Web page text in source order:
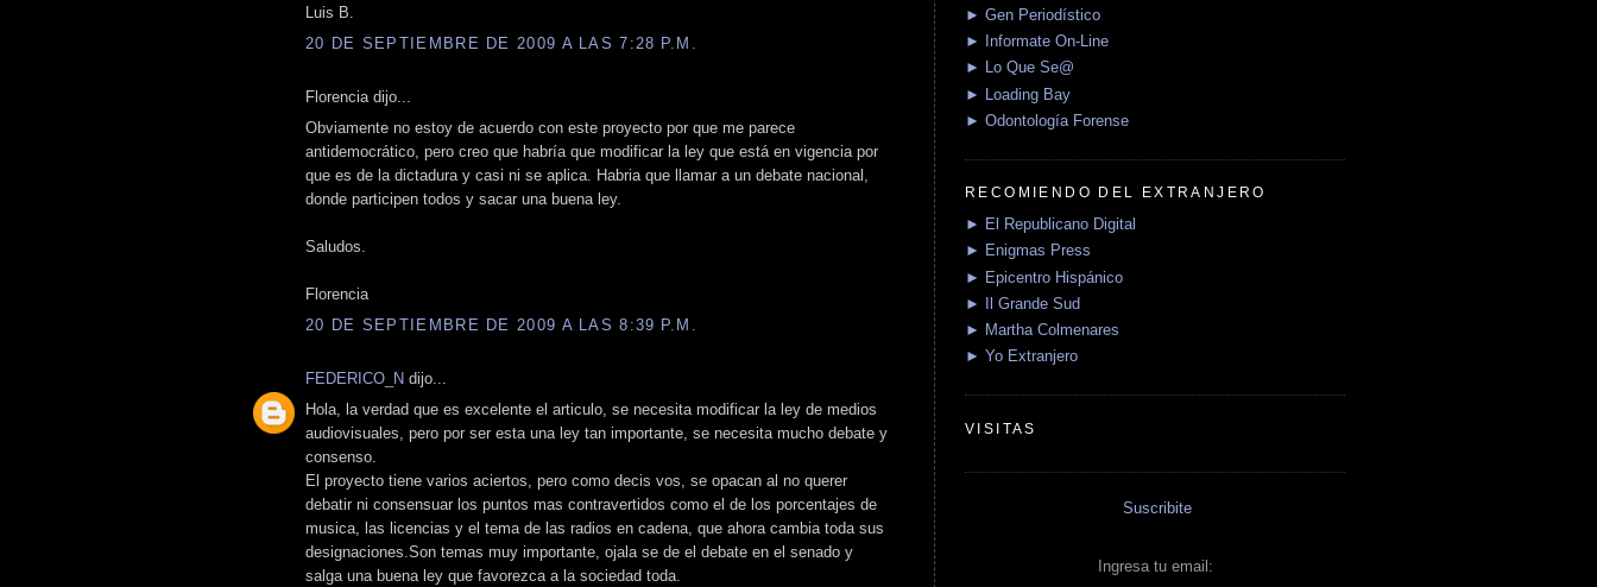
Luis B.
20 DE SEPTIEMBRE DE 2009 A LAS 7:28 P.M.
Florencia dijo...
Obviamente no estoy de acuerdo con este proyecto por que me parece
antidemocrático, pero creo que habría que modificar la ley que está en vigencia por
que es de la dictadura y casi ni se aplica. Habria que llamar a un debate nacional,
donde participen todos y sacar una buena ley.
Saludos.
Florencia
20 DE SEPTIEMBRE DE 2009 A LAS 8:39 P.M.
FEDERICO_N dijo...
Hola, la verdad que es excelente el articulo, se necesita modificar la ley de medios
audiovisuales, pero por ser esta una ley tan importante, se necesita mucho debate y
consenso.
El proyecto tiene varios aciertos, pero como decis vos, se opacan al no querer
debatir ni consensuar los puntos mas contravertidos como el de los porcentajes de
musica, las licencias y el tema de las radios en cadena, que ahora cambia toda sus
designaciones.Son temas muy importante, ojala se de el debate en el senado y
salga una buena ley que favorezca a la sociedad toda.
► Gen Periodístico
► Informate On-Line
► Lo Que Se@
► Loading Bay
► Odontología Forense
RECOMIENDO DEL EXTRANJERO
► El Republicano Digital
► Enigmas Press
► Epicentro Hispánico
► Il Grande Sud
► Martha Colmenares
► Yo Extranjero
VISITAS
Suscribite
Ingresa tu email: